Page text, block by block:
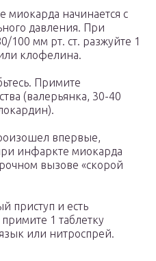
начинается с
давления. При
100 мм рт. ст. разжуйте 1
клофелина.
Примите
(валерьянка, 30-40
впервые,
инфаркте миокарда
вызове «скорой
приступ и есть
1 таблетку
или нитроспрей.